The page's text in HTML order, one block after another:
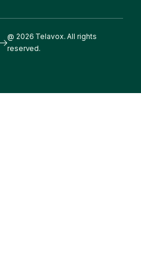
@ 2026 Telavox. All rights
reserved.